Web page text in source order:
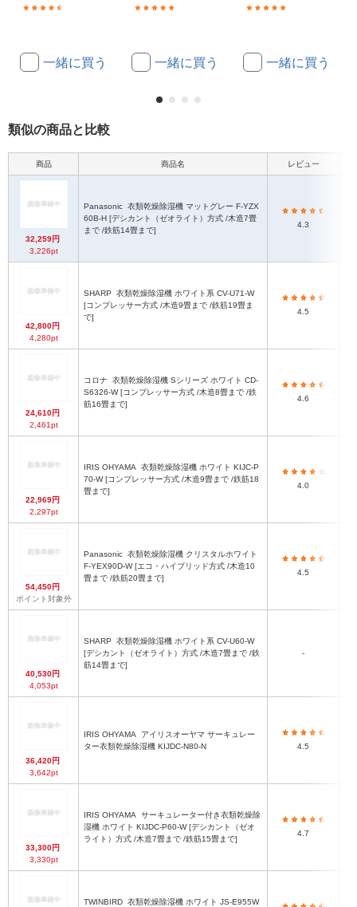
一緒に買う 一緒に買う 一緒に買う
類似の商品と比較
商品 商品名 レビュー
32,259円
3,226pt
Panasonic
60B-H [デシカント（ゼオライト）方式 /木造7畳
まで /鉄筋14畳まで]
4.3
42,800円
4,280pt
SHARP
[コンプレッサー方式 /木造9畳まで /鉄筋19畳ま
で]
4.5
24,610円
2,461pt
コロナ
S6326-W [コンプレッサー方式 /木造8畳まで /鉄
筋16畳まで]
4.6
22,969円
2,297pt
IRIS OHYAMA
70-W [コンプレッサー方式 /木造9畳まで /鉄筋18
畳まで]
4.0
54,450円
ポイント対象外
Panasonic
F-YEX90D-W [エコ・ハイブリッド方式 /木造10
畳まで /鉄筋20畳まで]
4.5
40,530円
4,053pt
SHARP
[デシカント（ゼオライト）方式 /木造7畳まで /鉄
筋14畳まで]
-
36,420円
3,642pt
IRIS OHYAMA
ター衣類乾燥除湿機 KIJDC-N80-N
4.5
33,300円
3,330pt
IRIS OHYAMA
湿機 ホワイト KIJDC-P60-W [デシカント（ゼオ
ライト）方式 /木造7畳まで /鉄筋15畳まで]
4.7
TWINBIRD